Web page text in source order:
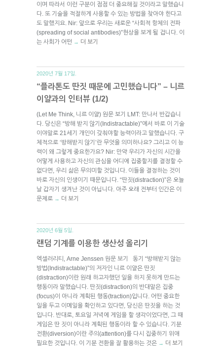
이며 따라서 이런 구분이 점점 더 중요해질 것이라고 말했습니
다. 또 기술을 적절하게 사용할 수 있는 방법을 찾아야 한다고
도 말했지요. Nir: 앞으로 우리는 새로운 “사회적 항체의 전파
(spreading of social antibodies)”현상을 보게 될 겁니다. 이
는 사회가 어떤 → 더 보기
2020년 7월 17일.
“플라톤도 딴짓 때문에 고민했습니다” – 니르
이얄과의 인터뷰 (1/2)
(Let Me Think, 니르 이얄) 원문 보기 LMT: 만나서 반갑습니
다. 당신은 “방해 받지 않기(Indistractable)”에서 바로 이 기술
이야말로 21세기 개인이 갖춰야할 능력이라고 말했습니다. 구
체적으로 ‘방해받지 않기’란 무엇을 의미하나요? 그리고 이 능
력이 왜 그렇게 중요한가요? Nir: 만약 우리가 자신의 시간을
어떻게 사용하고 자신의 관심을 어디에 집중할지를 결정할 수
없다면, 우리 삶은 무의미할 것입니다. 이들을 결정하는 것이
바로 자신의 인생이기 때문입니다. “딴짓(distraction)”은 오늘
날 갑자기 생겨난 것이 아닙니다. 아주 오래 전부터 인간은 이
문제로 → 더 보기
2020년 6월 5일.
랜덤 기계를 이용한 생산성 올리기
엑셀러리티, Arne Jenssen 원문 보기 동기 “방해받지 않는
방법(Indistractable)”의 저자인 니르 이얄은 딴짓
(distraction)이란 원래 하고자했던 일을 하지 못하게 만드는
행동이라 말했습니다. 딴짓(distraction)의 반대말은 집중
(focus)이 아니라 계획된 행동(traction)입니다. 어떤 중요한
일을 두고 이메일을 확인하고 있다면, 당신은 딴짓을 하는 것
입니다. 반대로, 토요일 저녁에 게임을 할 생각이었다면, 그 때
게임은 딴 짓이 아니라 계획된 행동이라 할 수 있습니다. 기분
전환(diversion)이란 주의(attention)를 다시 집중하기 위애
필요한 것입니다. 이 기분 전환을 잘 활용하는 것은 → 더 보기